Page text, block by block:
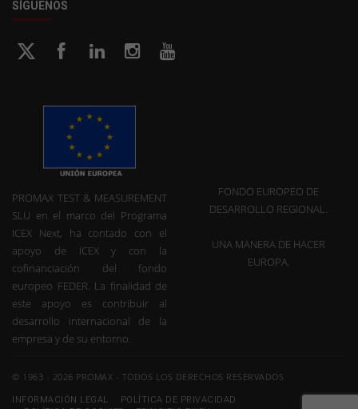
SÍGUENOS
PROMAX TEST & MEASUREMENT
SLU en el marco del Programa
ICEX Next, ha contado con el
apoyo de ICEX y con la
cofinanciación del fondo
europeo FEDER. La finalidad de
este apoyo es contribuir al
desarrollo internacional de la
empresa y de su entorno.
FONDO EUROPEO DE
DESARROLLO REGIONAL.
UNA MANERA DE HACER
EUROPA.
© 1963 - 2026 PROMAX - TODOS LOS DERECHOS RESERVADOS
INFORMACIÓN LEGAL
POLÍTICA DE PRIVACIDAD